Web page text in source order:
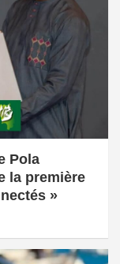
Pola
la première
»